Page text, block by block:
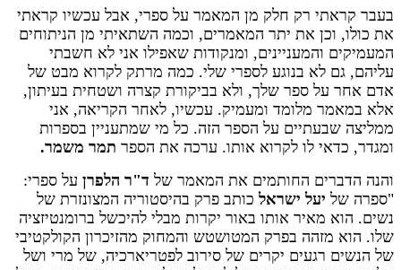
בעבר קראתי רק חלק מן המאמר על ספרי, אבל עכשיו קראתי
את כולו, וכן את יתר המאמרים, וכמה השתאיתי מן הניתוחים
המעמיקים והמעניינים, ומנקודות שאפילו אני לא חשבתי
עליהם, גם לא בנוגע לספרי שלי. כמה מרתק לקרוא מבט של
אדם אחר על ספר שלך, ולא בביקורת קצרה ושטחית בעיתון,
אלא במאמר מלומד ומעמיק. עכשיו, לאחר הקריאה, אני
ממליצה שבעתיים על הספר הזה. כל מי שמתעניין בספרות
ומגדר, כדאי לו לקרוא אותו. ערכה את הספר תמר משמר.
והנה הדברים החותמים את המאמר של ד"ר הלפרן על ספרי:
"ספרה של יעל ישראל כותב פרק בהיסטוריה המצונזרת של
נשים. הוא מאיר אותו באור יקרות מבלי להיכשל ברומנטיזציה
שלו. הוא מזהה בפרק המטושטש והמחוק מהזיכרון הקולקטיבי
של הנשים רגעים יקרים של סירוב לפטריארכיה, של מרי ושל